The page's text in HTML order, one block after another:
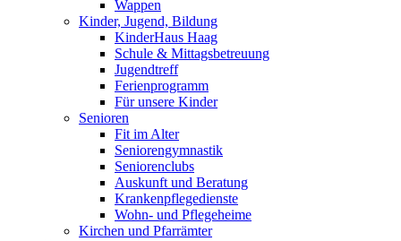
Wappen
Kinder, Jugend, Bildung
KinderHaus Haag
Schule & Mittagsbetreuung
Jugendtreff
Ferienprogramm
Für unsere Kinder
Senioren
Fit im Alter
Seniorengymnastik
Seniorenclubs
Auskunft und Beratung
Krankenpflegedienste
Wohn- und Pflegeheime
Kirchen und Pfarrämter